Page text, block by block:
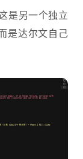
是另一个独立
是达尔文自己